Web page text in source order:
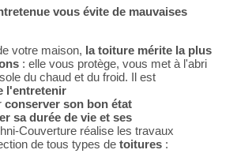
vous évite de mauvaises
votre maison, la toiture mérite la plus
: elle vous protège, vous met à l'abri
du chaud et du froid. Il est
l'entretenir
conserver son bon état
sa durée de vie et ses
Couverture réalise les travaux
de tous types de toitures :